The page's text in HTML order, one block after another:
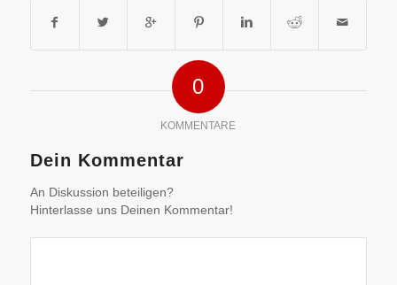
0
KOMMENTARE
Dein Kommentar
An Diskussion beteiligen?
Hinterlasse uns Deinen Kommentar!